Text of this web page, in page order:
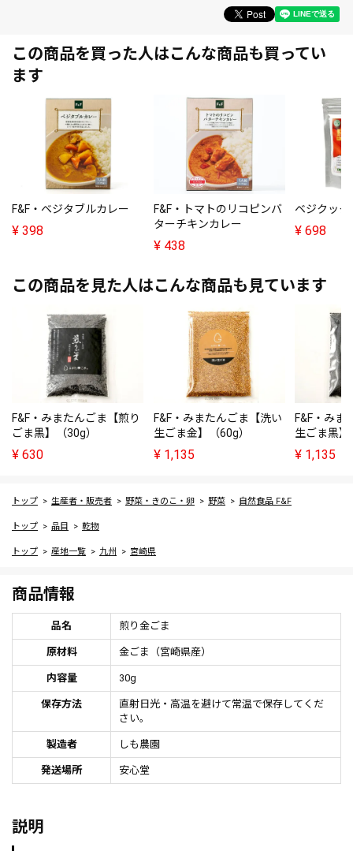
この商品を買った人はこんな商品も買ってい
ます
F&F・ベジタブルカレー
¥ 398
F&F・トマトのリコピンバ
ターチキンカレー
¥ 438
ベジクック
¥ 698
この商品を見た人はこんな商品も見ています
F&F・みまたんごま【煎り
ごま黒】（30g）
¥ 630
F&F・みまたんごま【洗い
生ごま金】（60g）
¥ 1,135
F&F・みま
生ごま黒
¥ 1,135
トップ 生産者・販売者 野菜・きのこ・卵 野菜 自然食品 F&F
トップ 品目 乾物
トップ 産地一覧 九州 宮崎県
商品情報
品名 煎り金ごま
原材料 金ごま（宮崎県産）
内容量 30g
保存方法
直射日光・高温を避けて常温で保存してくだ
さい。
製造者 しも農園
発送場所 安心堂
説明